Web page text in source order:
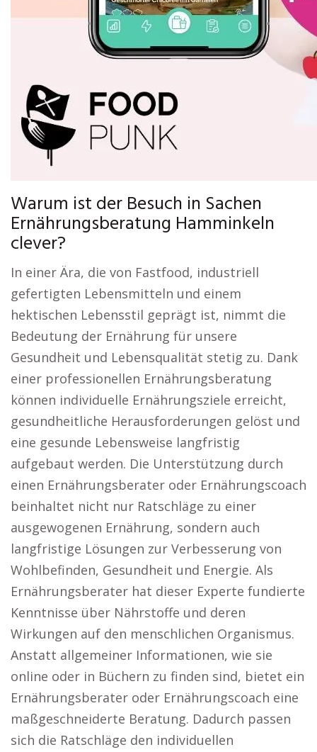
Warum ist der Besuch in Sachen
Ernährungsberatung Hamminkeln
clever?
In einer Ära, die von Fastfood, industriell
gefertigten Lebensmitteln und einem
hektischen Lebensstil geprägt ist, nimmt die
Bedeutung der Ernährung für unsere
Gesundheit und Lebensqualität stetig zu. Dank
einer professionellen Ernährungsberatung
können individuelle Ernährungsziele erreicht,
gesundheitliche Herausforderungen gelöst und
eine gesunde Lebensweise langfristig
aufgebaut werden. Die Unterstützung durch
einen Ernährungsberater oder Ernährungscoach
beinhaltet nicht nur Ratschläge zu einer
ausgewogenen Ernährung, sondern auch
langfristige Lösungen zur Verbesserung von
Wohlbefinden, Gesundheit und Energie. Als
Ernährungsberater hat dieser Experte fundierte
Kenntnisse über Nährstoffe und deren
Wirkungen auf den menschlichen Organismus.
Anstatt allgemeiner Informationen, wie sie
online oder in Büchern zu finden sind, bietet ein
Ernährungsberater oder Ernährungscoach eine
maßgeschneiderte Beratung. Dadurch passen
sich die Ratschläge den individuellen